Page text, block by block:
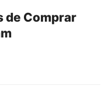
de Comprar